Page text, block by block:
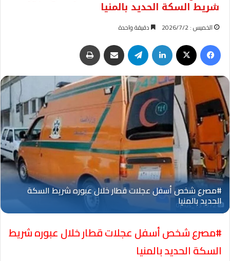
شريط السكة الحديد بالمنيا
الخميس : 2026/7/2 دقيقة واحدة
فيسبوك لينكدإن تيلقرام مشاركة عبر البريد
Oplus_131072
#مصرع شخص أسفل عجلات قطار خلال عبوره شريط
السكة الحديد بالمنيا